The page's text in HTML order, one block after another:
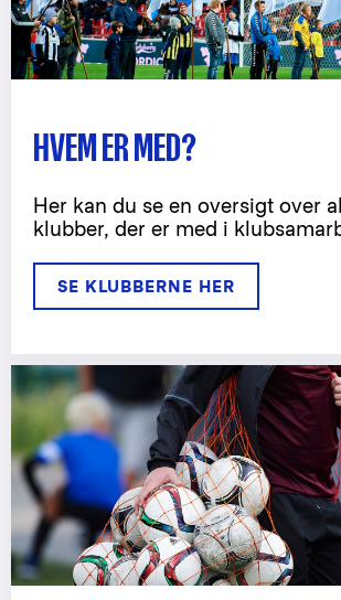
HVEM ER MED?
Her kan du se en oversigt over
klubber, der er med i
SE KLUBBERNE HER